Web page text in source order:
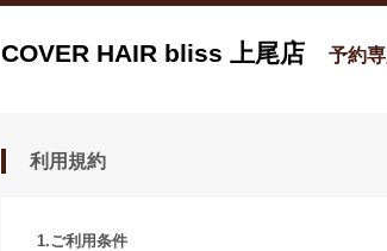
COVER HAIR bliss 上尾店 予約
利用規約
1.ご利用条件